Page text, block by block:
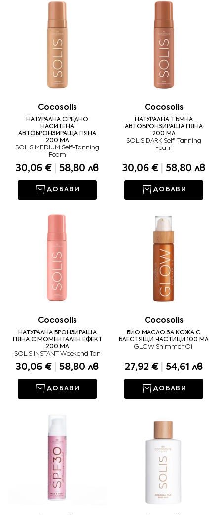
Cocosolis
НАТУРАЛНА СРЕДНО
НАСИТЕНА
АВТОБРОНЗИРАЩА ПЯНА
200 МЛ
SOLIS MEDIUM Self-Tanning
Foam
30,06 € 58,80 лв
ДОБАВИ
Cocosolis
НАТУРАЛНА ТЪМНА
АВТОБРОНЗИРАЩА ПЯНА
200 МЛ
SOLIS DARK Self-Tanning
Foam
30,06 € 58,80 лв
ДОБАВИ
Cocosolis
НАТУРАЛНА БРОНЗИРАЩА
ПЯНА С МОМЕНТАЛЕН ЕФЕКТ
200 МЛ
SOLIS INSTANT Weekend Tan
30,06 € 58,80 лв
ДОБАВИ
Cocosolis
БИО МАСЛО ЗА КОЖА С
БЛЕСТЯЩИ ЧАСТИЦИ 100 МЛ
GLOW Shimmer Oil
27,92 € 54,61 лв
ДОБАВИ